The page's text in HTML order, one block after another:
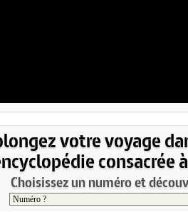
votre voyage
consacrée
Choisissez un numéro et